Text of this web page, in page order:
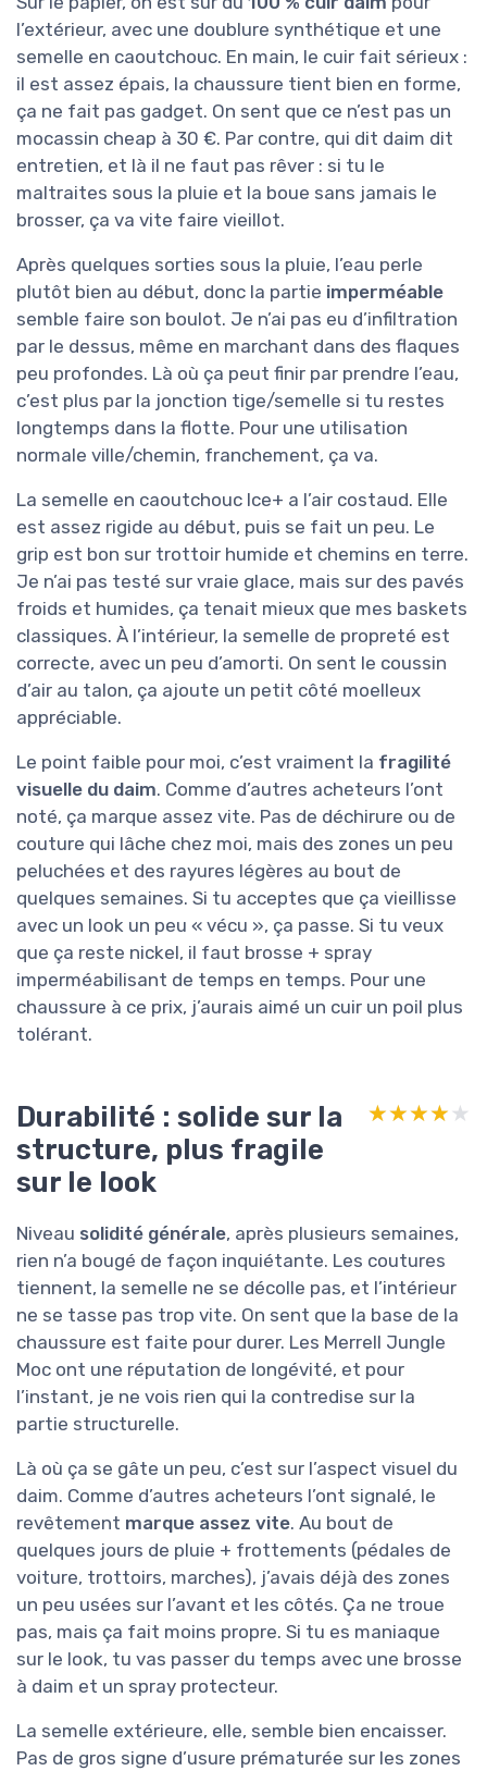
l’extérieur, avec une doublure synthétique et une
semelle en caoutchouc. En main, le cuir fait sérieux :
il est assez épais, la chaussure tient bien en forme,
ça ne fait pas gadget. On sent que ce n’est pas un
mocassin cheap à 30 €. Par contre, qui dit daim dit
entretien, et là il ne faut pas rêver : si tu le
maltraites sous la pluie et la boue sans jamais le
brosser, ça va vite faire vieillot.
Après quelques sorties sous la pluie, l’eau perle
plutôt bien au début, donc la partie imperméable
semble faire son boulot. Je n’ai pas eu d’infiltration
par le dessus, même en marchant dans des flaques
peu profondes. Là où ça peut finir par prendre l’eau,
c’est plus par la jonction tige/semelle si tu restes
longtemps dans la flotte. Pour une utilisation
normale ville/chemin, franchement, ça va.
La semelle en caoutchouc Ice+ a l’air costaud. Elle
est assez rigide au début, puis se fait un peu. Le
grip est bon sur trottoir humide et chemins en terre.
Je n’ai pas testé sur vraie glace, mais sur des pavés
froids et humides, ça tenait mieux que mes baskets
classiques. À l’intérieur, la semelle de propreté est
correcte, avec un peu d’amorti. On sent le coussin
d’air au talon, ça ajoute un petit côté moelleux
appréciable.
Le point faible pour moi, c’est vraiment la fragilité
visuelle du daim. Comme d’autres acheteurs l’ont
noté, ça marque assez vite. Pas de déchirure ou de
couture qui lâche chez moi, mais des zones un peu
peluchées et des rayures légères au bout de
quelques semaines. Si tu acceptes que ça vieillisse
avec un look un peu « vécu », ça passe. Si tu veux
que ça reste nickel, il faut brosse + spray
imperméabilisant de temps en temps. Pour une
chaussure à ce prix, j’aurais aimé un cuir un poil plus
tolérant.
Durabilité : solide sur la
structure, plus fragile
sur le look
★★★★★
★★★★★
Niveau solidité générale, après plusieurs semaines,
rien n’a bougé de façon inquiétante. Les coutures
tiennent, la semelle ne se décolle pas, et l’intérieur
ne se tasse pas trop vite. On sent que la base de la
chaussure est faite pour durer. Les Merrell Jungle
Moc ont une réputation de longévité, et pour
l’instant, je ne vois rien qui la contredise sur la
partie structurelle.
Là où ça se gâte un peu, c’est sur l’aspect visuel du
daim. Comme d’autres acheteurs l’ont signalé, le
revêtement marque assez vite. Au bout de
quelques jours de pluie + frottements (pédales de
voiture, trottoirs, marches), j’avais déjà des zones
un peu usées sur l’avant et les côtés. Ça ne troue
pas, mais ça fait moins propre. Si tu es maniaque
sur le look, tu vas passer du temps avec une brosse
à daim et un spray protecteur.
La semelle extérieure, elle, semble bien encaisser.
Pas de gros signe d’usure prématurée sur les zones